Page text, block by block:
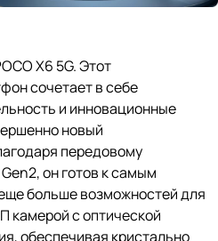
X6 5G. Этот
сочетает в себе
и инновационные
новый
передовому
он готов к самым
больше возможностей для
камерой с оптической
обеспечивая кристально